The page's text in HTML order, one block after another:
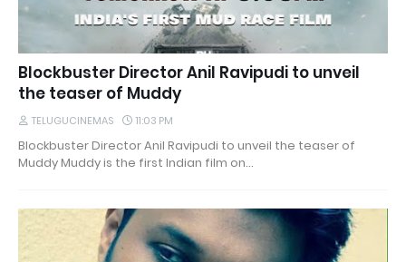
Blockbuster Director Anil Ravipudi to unveil
the teaser of Muddy
TELUGUCINEMAS 11:03 PM
Blockbuster Director Anil Ravipudi to unveil the teaser of
Muddy Muddy is the first Indian film on…